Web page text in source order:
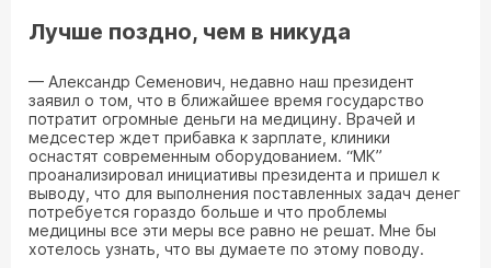
Лучше поздно, чем в никуда
— Александр Семенович, недавно наш президент
заявил о том, что в ближайшее время государство
потратит огромные деньги на медицину. Врачей и
медсестер ждет прибавка к зарплате, клиники
оснастят современным оборудованием. “МК”
проанализировал инициативы президента и пришел к
выводу, что для выполнения поставленных задач денег
потребуется гораздо больше и что проблемы
медицины все эти меры все равно не решат. Мне бы
хотелось узнать, что вы думаете по этому поводу.